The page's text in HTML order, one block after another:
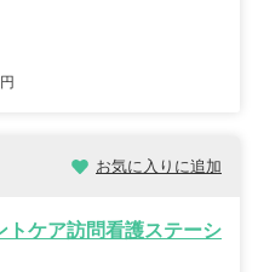
お気に入りに追加
トケア訪問看護ステーシ